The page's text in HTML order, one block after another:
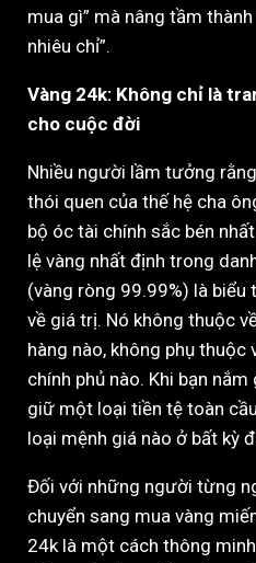
mua gì” mà nâng tầm
nhiêu chỉ”.
Vàng 24k: Không chỉ là
cho cuộc đời
Nhiều người lầm tưởng
thói quen của thế hệ cha
bộ óc tài chính sắc bén
lệ vàng nhất định trong
(vàng ròng 99.99%) là
về giá trị. Nó không thuộc
hàng nào, không phụ thuộc
chính phủ nào. Khi bạn
giữ một loại tiền tệ toàn
loại mệnh giá nào ở bất kỳ
Đối với những người từng
chuyển sang mua vàng
24k là một cách thông minh